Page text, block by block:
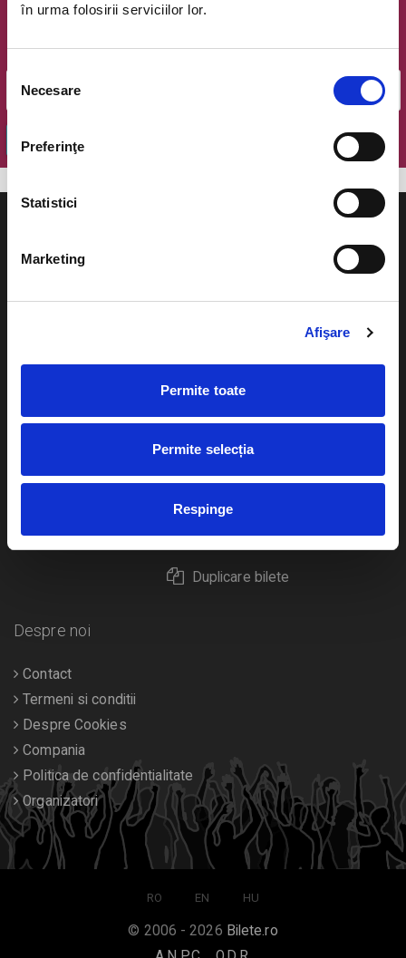
în urma folosirii serviciilor lor.
Selecția
consimțământului
Necesare
Preferinţe
Statistici
Marketing
Afişare
Permite toate
Permite selecția
Respinge
Oferte exclusive si o editie saptamanala cu cele mai noi
OK
Ajutor
Plata online sau cash
eBilet printat acasa
Livrare prin curier
Duplicare bilete
Evenimente
Concerte si
Sport
Despre noi
Contact
Termeni si conditii
Despre Cookies
Compania
Politica de confidentialitate
Organizatori
RO EN HU
© 2006 - 2026 Bilete.ro